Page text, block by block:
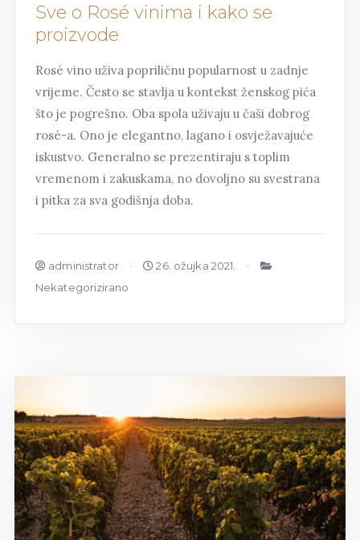
Sve o Rosé vinima i kako se
proizvode
Rosé vino uživa popriličnu popularnost u zadnje
vrijeme. Često se stavlja u kontekst ženskog pića
što je pogrešno. Oba spola uživaju u čaši dobrog
rosé-a. Ono je elegantno, lagano i osvježavajuće
iskustvo. Generalno se prezentiraju s toplim
vremenom i zakuskama, no dovoljno su svestrana
i pitka za sva godišnja doba.
administrator
26. ožujka 2021.
Nekategorizirano